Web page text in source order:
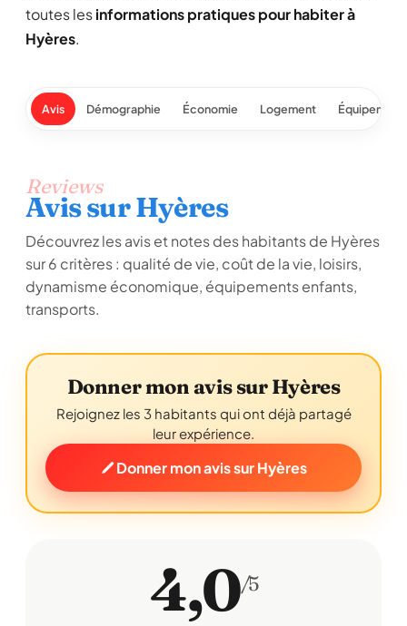
toutes lesinformations pratiques pour habiter à
Hyères.
Avis Démographie Économie Logement
Reviews
Avis sur Hyères
Découvrez les avis et notes des habitants de Hyères
sur 6 critères : qualité de vie, coût de la vie, loisirs,
dynamisme économique, équipements enfants,
transports.
Donner mon avis sur Hyères
Rejoignez les 3 habitants qui ont déjà partagé
leur expérience.
Donner mon avis sur Hyères
4,0/5